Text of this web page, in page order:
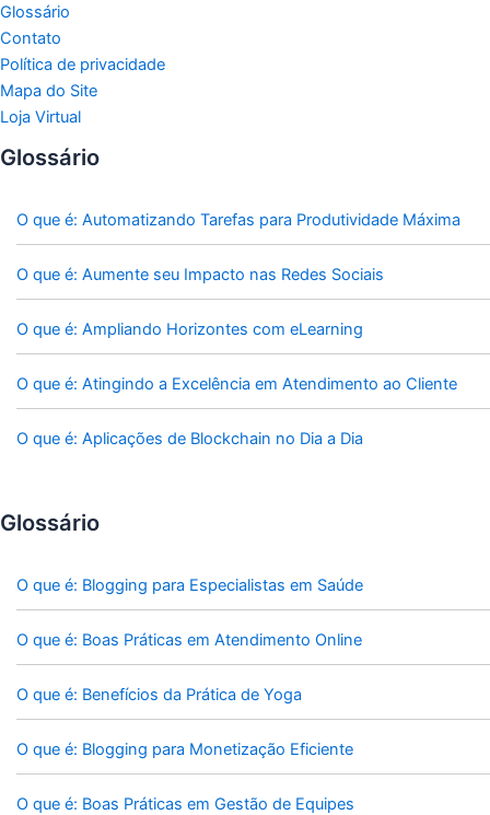
Glossário
Contato
Política de privacidade
Mapa do Site
Loja Virtual
Glossário
O que é: Automatizando Tarefas para Produtividade Máxima
O que é: Aumente seu Impacto nas Redes Sociais
O que é: Ampliando Horizontes com eLearning
O que é: Atingindo a Excelência em Atendimento ao Cliente
O que é: Aplicações de Blockchain no Dia a Dia
Glossário
O que é: Blogging para Especialistas em Saúde
O que é: Boas Práticas em Atendimento Online
O que é: Benefícios da Prática de Yoga
O que é: Blogging para Monetização Eficiente
O que é: Boas Práticas em Gestão de Equipes